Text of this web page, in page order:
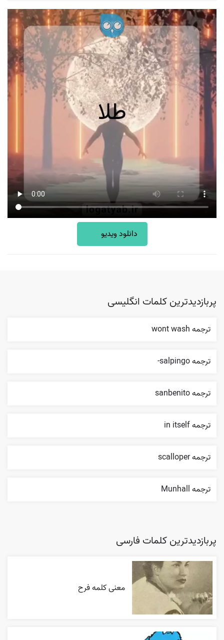
دانلود ویدیو
پربازدیدترین کلمات انگلیسی
ترجمه wont wash
ترجمه salpingo-
ترجمه sanbenito
ترجمه in itself
ترجمه scalloper
ترجمه Munhall
پربازدیدترین کلمات فارسی
معنی کلمه فرح